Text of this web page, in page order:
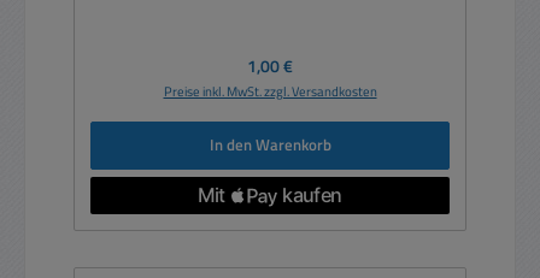
Regulärer Preis:
1,00 €
Preise inkl. MwSt. zzgl. Versandkosten
In den Warenkorb